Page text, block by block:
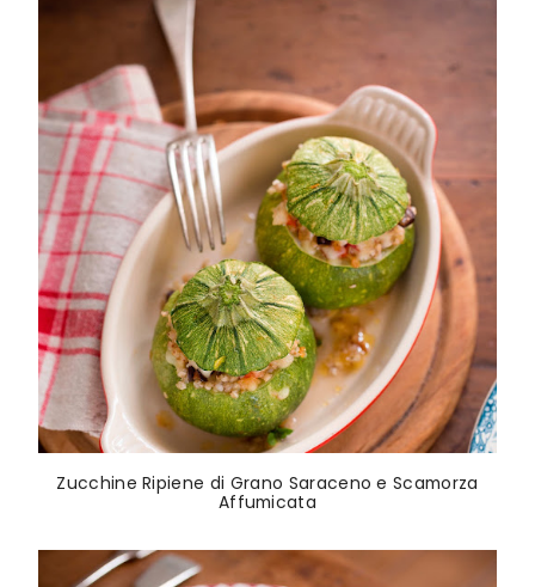
Zucchine Ripiene di Grano Saraceno e Scamorza
Affumicata